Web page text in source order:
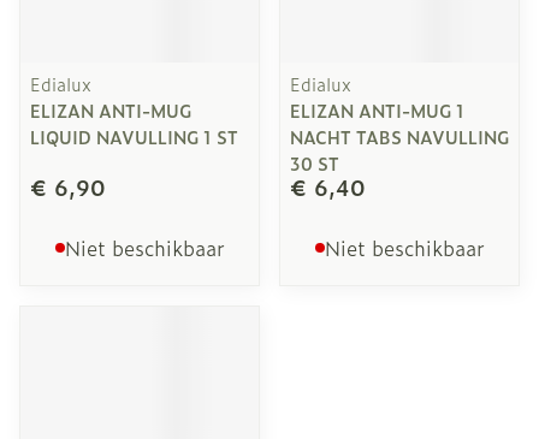
Edialux
ELIZAN ANTI-MUG
LIQUID NAVULLING 1 ST
€ 6,90
Niet beschikbaar
Edialux
ELIZAN ANTI-MUG 1
NACHT TABS NAVULLING
30 ST
€ 6,40
Niet beschikbaar